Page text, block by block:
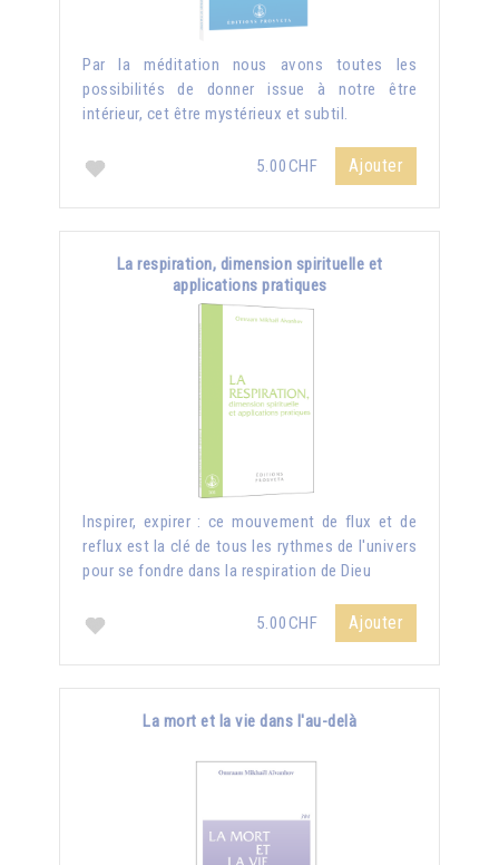
Par la méditation nous avons toutes les
possibilités de donner issue à notre être
intérieur, cet être mystérieux et subtil.
5.00CHF Ajouter
La respiration, dimension spirituelle et
applications pratiques
Inspirer, expirer : ce mouvement de flux et de
reflux est la clé de tous les rythmes de l'univers
pour se fondre dans la respiration de Dieu
5.00CHF Ajouter
La mort et la vie dans l'au-delà